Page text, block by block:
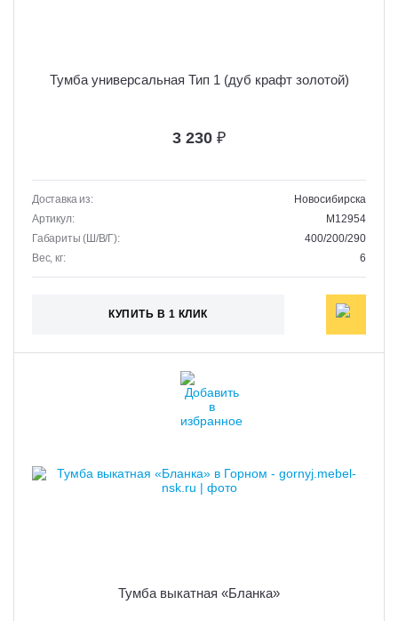
Тумба универсальная Тип 1 (дуб крафт золотой)
3 230 ₽
Доставка из:
Новосибирска
Артикул:
M12954
Габариты (Ш/В/Г):
400/200/290
Вес, кг:
6
КУПИТЬ В 1 КЛИК
Тумба выкатная «Бланка»